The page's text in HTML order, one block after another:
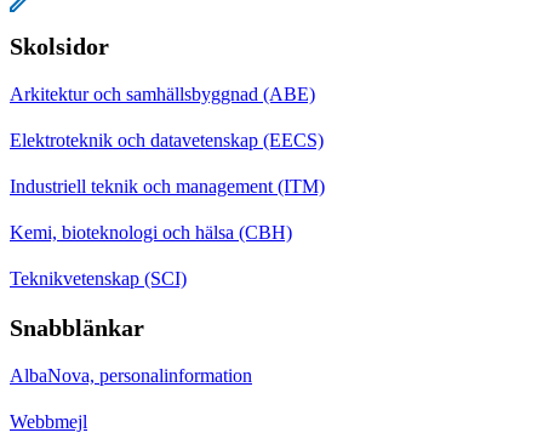
Skolsidor
Arkitektur och samhällsbyggnad (ABE)
Elektroteknik och datavetenskap (EECS)
Industriell teknik och management (ITM)
Kemi, bioteknologi och hälsa (CBH)
Teknikvetenskap (SCI)
Snabblänkar
AlbaNova, personalinformation
Webbmejl